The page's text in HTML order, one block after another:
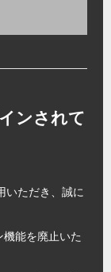
ンされて
いただき、誠に
能を廃止いた